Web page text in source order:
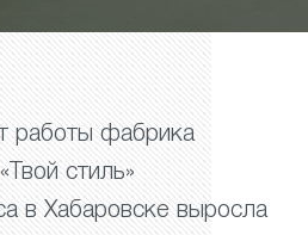
работы фабрика
стиль»
в Хабаровске выросла